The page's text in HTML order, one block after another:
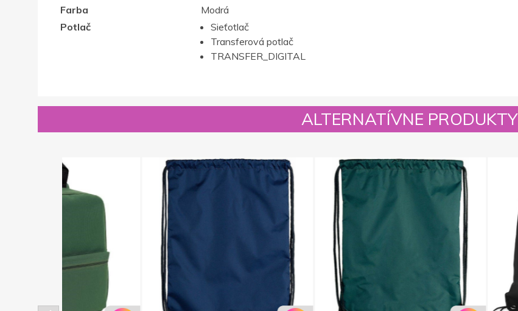
Farba
Modrá
Potlač
Sieťotlač
Transferová potlač
TRANSFER_DIGITAL
ALTERNATÍVNE PRODUKTY